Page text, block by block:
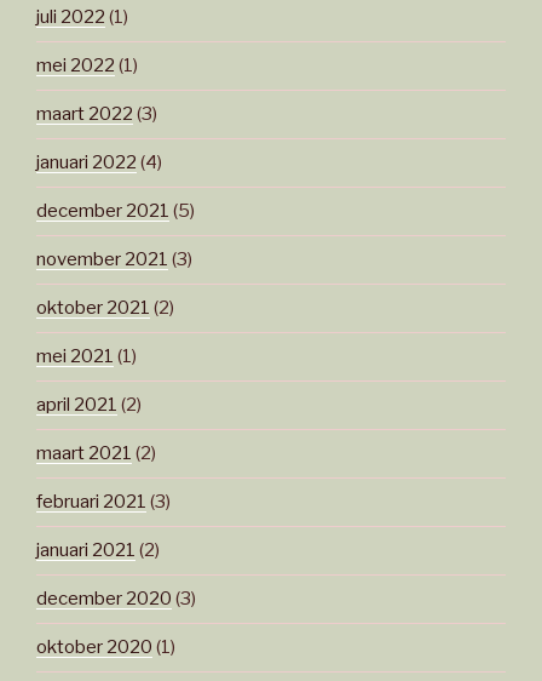
juli 2022 (1)
mei 2022 (1)
maart 2022 (3)
januari 2022 (4)
december 2021 (5)
november 2021 (3)
oktober 2021 (2)
mei 2021 (1)
april 2021 (2)
maart 2021 (2)
februari 2021 (3)
januari 2021 (2)
december 2020 (3)
oktober 2020 (1)